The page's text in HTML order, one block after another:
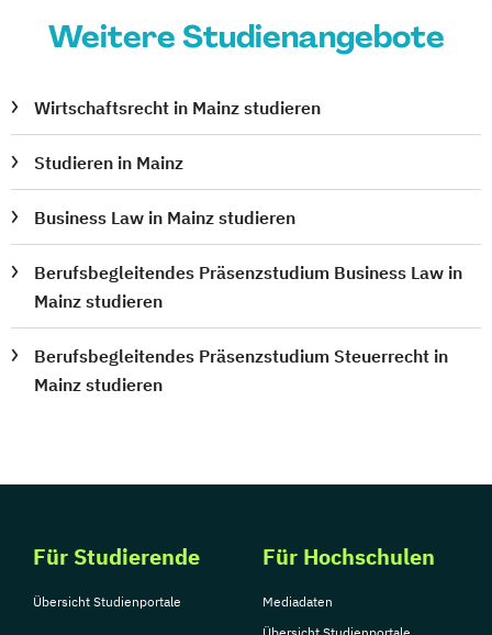
Weitere Studienangebote
Wirtschaftsrecht in Mainz studieren
Studieren in Mainz
Business Law in Mainz studieren
Berufsbegleitendes Präsenzstudium Business Law in
Mainz studieren
Berufsbegleitendes Präsenzstudium Steuerrecht in
Mainz studieren
Für Studierende
Übersicht Studienportale
Für Hochschulen
Mediadaten